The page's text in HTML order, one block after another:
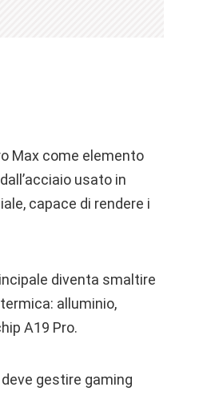
Max come elemento
usato in
capace di rendere i
diventa smaltire
alluminio,
A19 Pro.
gestire gaming